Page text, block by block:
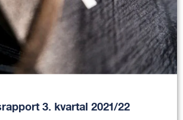
3. kvartal 2021/22